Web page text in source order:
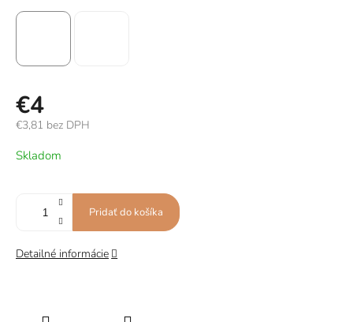
€4
€3,81 bez DPH
Jednotková
cena:
Skladom
Pridať do košíka
Detailné informácie